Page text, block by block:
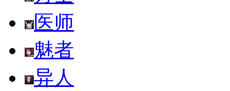
医师
魅者
异人